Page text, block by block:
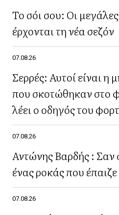
Το σόι σου: Οι
έρχονται τη νέα σεζόν
07.08.26
Σερρές: Αυτοί είναι η
που σκοτώθηκαν στο
λέει ο οδηγός του
07.08.26
Αντώνης Βαρδής : Σαν
ένας ροκάς που
07.08.26